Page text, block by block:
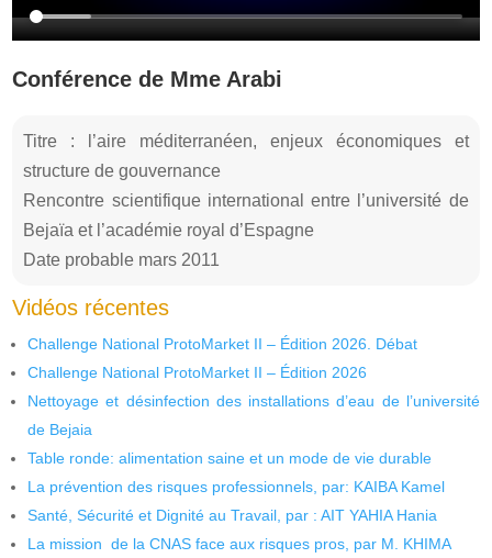
Conférence de Mme Arabi
Titre : l’aire méditerranéen, enjeux économiques et
structure de gouvernance
Rencontre scientifique international entre l’université de
Bejaïa et l’académie royal d’Espagne
Date probable mars 2011
Vidéos récentes
Challenge National ProtoMarket II – Édition 2026. Débat
Challenge National ProtoMarket II – Édition 2026
Nettoyage et désinfection des installations d’eau de l’université
de Bejaia
Table ronde: alimentation saine et un mode de vie durable
La prévention des risques professionnels, par: KAIBA Kamel
Santé, Sécurité et Dignité au Travail, par : AIT YAHIA Hania
La mission de la CNAS face aux risques pros, par M. KHIMA